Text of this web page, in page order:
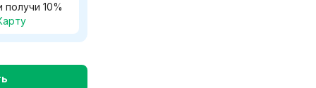
получи 10%